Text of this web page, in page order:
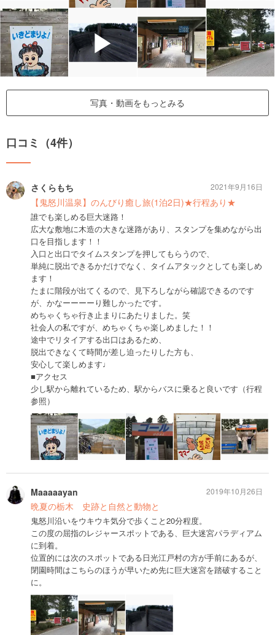
▶
写真・動画をもっとみる
口コミ（4件）
さくらもち
【鬼怒川温泉】のんびり癒し旅(1泊2日)★行程あり★
誰でも楽しめる巨大迷路！
広大な敷地に木造の大きな迷路があり、スタンプを集めながら出
口を目指します！！
入口と出口でタイムスタンプを押してもらうので、
単純に脱出できるかだけでなく、タイムアタックとしても楽しめ
ます！
たまに階段が出てくるので、見下ろしながら確認できるのです
が、かなーーーーり難しかったです。
めちゃくちゃ行き止まりにあたりました。笑
社会人の私ですが、めちゃくちゃ楽しめました！！
途中でリタイアする出口はあるため、
脱出できなくて時間が差し迫ったりした方も、
安心して楽しめます♩
■アクセス
少し駅から離れているため、駅からバスに乗ると良いです（行程
参照）
2021年9月16日
Maaaaayan
晩夏の栃木 史跡と自然と動物と
鬼怒川沿いをウキウキ気分で歩くこと20分程度。
この度の屈指のレジャースポットである、巨大迷宮パラディアム
に到着。
位置的には次のスポットである日光江戸村の方が手前にあるが、
閉園時間はこちらのほうが早いため先に巨大迷宮を踏破すること
に。
2019年10月26日